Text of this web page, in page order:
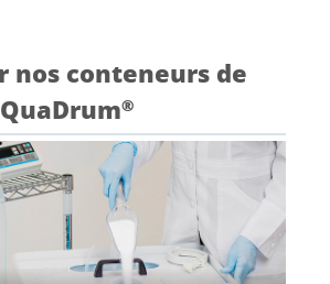
nos conteneurs de
®